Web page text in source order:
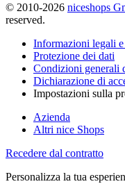
© 2010-2026 niceshops
reserved.
Informazioni legali
Protezione dei dati
Condizioni generali
Dichiarazione di
Impostazioni sulla
Azienda
Altri nice Shops
Recedere dal contratto
Personalizza la tua